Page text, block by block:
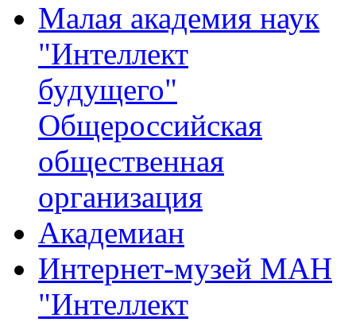
Малая академия наук
"Интеллект
будущего"
Общероссийская
общественная
организация
Академиан
Интернет-музей МАН
"Интеллект